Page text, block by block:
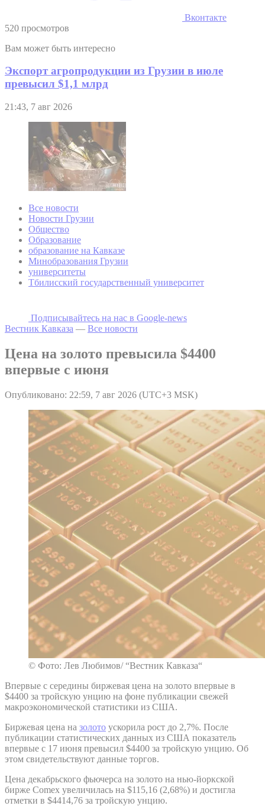
Вконтакте
520 просмотров
Вам может быть интересно
Экспорт агропродукции из Грузии в июле
превысил $1,1 млрд
21:43, 7 авг 2026
Все новости
Новости Грузии
Общество
Образование
образование на Кавказе
Минобразования Грузии
университеты
Тбилисский государственный университет
Подписывайтесь на наc в Google-news
Вестник Кавказа — Все новости
Цена на золото превысила $4400
впервые с июня
Опубликовано: 22:59, 7 авг 2026 (UTC+3 MSK)
© Фото: Лев Любимов/ “Вестник Кавказа“
Впервые с середины биржевая цена на золото впервые в
$4400 за тройскую унцию на фоне публикации свежей
макроэкономической статистики из США.
Биржевая цена на золото ускорила рост до 2,7%. После
публикации статистических данных из США показатель
впервые с 17 июня превысил $4400 за тройскую унцию. Об
этом свидетельствуют данные торгов.
Цена декабрьского фьючерса на золото на нью-йоркской
бирже Comex увеличилась на $115,16 (2,68%) и достигла
отметки в $4414,76 за тройскую унцию.